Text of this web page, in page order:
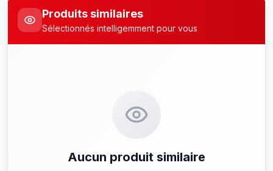
Produits similaires
Sélectionnés intelligemment pour vous
Aucun produit similaire